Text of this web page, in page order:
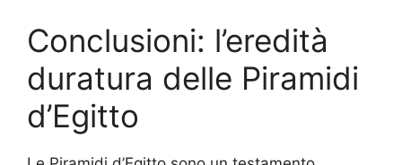
Conclusioni: l’eredità
duratura delle Piramidi
d’Egitto